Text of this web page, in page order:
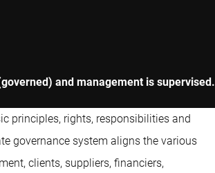
and management is supervised.
principles, rights, responsibilities and
governance system aligns the various
clients, suppliers, financiers,